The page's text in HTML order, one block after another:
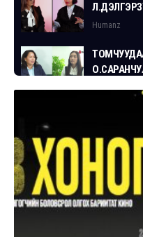
Humanz
Humanz
Humanz
Humanz